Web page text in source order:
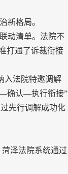
新格局。
动清单。法院不
打通了诉裁衔接
入法院特邀调解
—确认—执行衔接”
先行调解成功化
泽法院系统通过